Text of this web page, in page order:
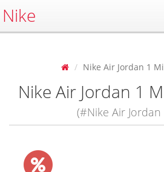
Nike
Nike Air Jordan 1
Nike Air Jordan 1
(#Nike Air